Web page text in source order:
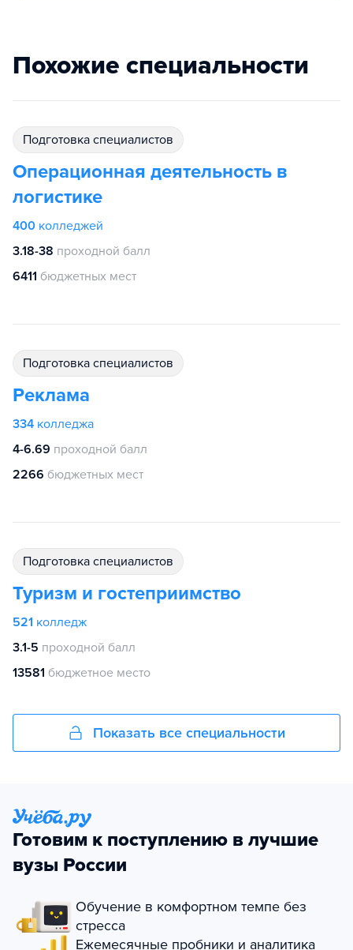
Похожие специальности
подготовка специалистов
Операционная деятельность в
логистике
400 колледжей
3.18-38 проходной балл
6411 бюджетных мест
подготовка специалистов
Реклама
334 колледжа
4-6.69 проходной балл
2266 бюджетных мест
подготовка специалистов
Туризм и гостеприимство
521 колледж
3.1-5 проходной балл
13581 бюджетное место
Показать все специальности
Готовим к поступлению в лучшие
вузы России
Обучение в комфортном темпе без
стресса
Ежемесячные пробники и аналитика